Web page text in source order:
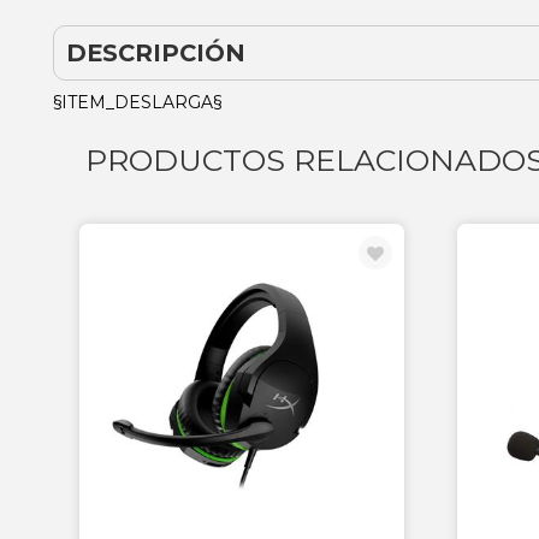
DESCRIPCIÓN
§ITEM_DESLARGA§
PRODUCTOS